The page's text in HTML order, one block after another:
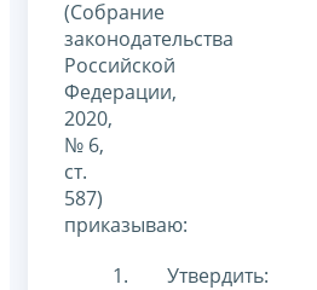
(Собрание
законодательства
Российской
Федерации,
2020,
№ 6,
ст.
587)
приказываю:
Утвердить: